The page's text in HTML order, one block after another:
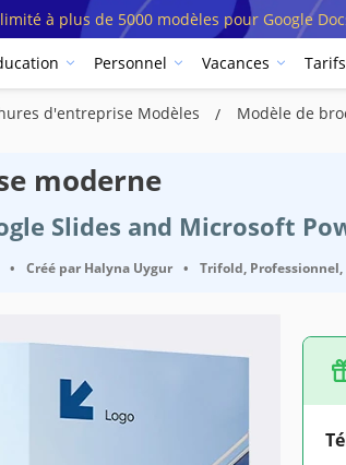
à plus de 5000 modèles pour Google
Personnel Vacances Tarifs
d'entreprise Modèles Modèle de
moderne
Slides and Microsoft
• Créé par Halyna Uygur • Trifold,